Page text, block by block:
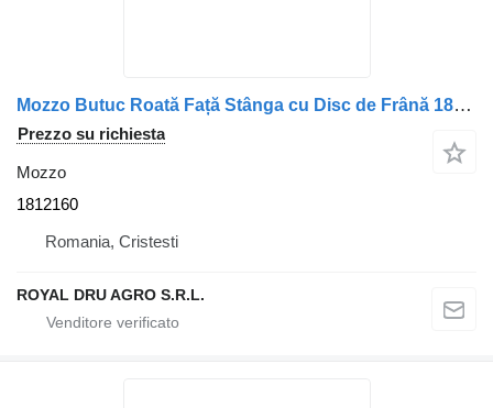
Mozzo Butuc Roată Față Stânga cu Disc de Frână 1812160 per camion DAF
Prezzo su richiesta
Mozzo
1812160
Romania, Cristesti
ROYAL DRU AGRO S.R.L.